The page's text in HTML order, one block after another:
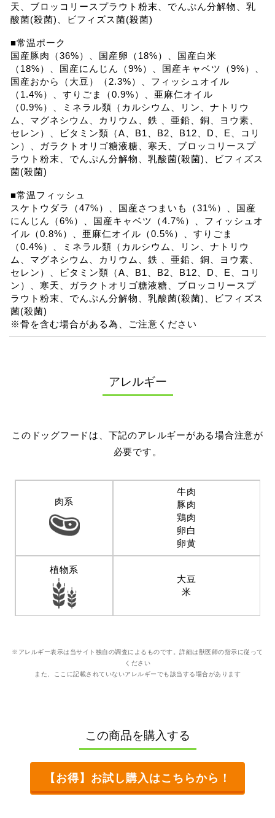
天、ブロッコリースプラウト粉末、でんぷん分解物、乳
酸菌(殺菌)、ビフィズス菌(殺菌)
■常温ポーク
国産豚肉（36%）、国産卵（18%）、国産白米
（18%）、国産にんじん（9%）、国産キャベツ（9%）、
国産おから（大豆）（2.3%）、フィッシュオイル
（1.4%）、すりごま（0.9%）、亜麻仁オイル
（0.9%）、ミネラル類（カルシウム、リン、ナトリウ
ム、マグネシウム、カリウム、鉄 、亜鉛、銅、ヨウ素、
セレン）、ビタミン類（A、B1、B2、B12、D、E、コリ
ン）、ガラクトオリゴ糖液糖、寒天、ブロッコリースプ
ラウト粉末、でんぷん分解物、乳酸菌(殺菌)、ビフィズス
菌(殺菌)
■常温フィッシュ
スケトウダラ（47%）、国産さつまいも（31%）、国産
にんじん（6%）、国産キャベツ（4.7%）、フィッシュオ
イル（0.8%）、亜麻仁オイル（0.5%）、すりごま
（0.4%）、ミネラル類（カルシウム、リン、ナトリウ
ム、マグネシウム、カリウム、鉄 、亜鉛、銅、ヨウ素、
セレン）、ビタミン類（A、B1、B2、B12、D、E、コリ
ン）、寒天、ガラクトオリゴ糖液糖、ブロッコリースプ
ラウト粉末、でんぷん分解物、乳酸菌(殺菌)、ビフィズス
菌(殺菌)
※骨を含む場合がある為、ご注意ください
アレルギー
このドッグフードは、下記のアレルギーがある場合注意が
必要です。
肉系
牛肉
豚肉
鶏肉
卵白
卵黄
植物系
大豆
米
※アレルギー表示は当サイト独自の調査によるものです。詳細は獣医師の指示に従って
ください
また、ここに記載されていないアレルギーでも該当する場合があります
この商品を購入する
【お得】お試し購入はこちらから！